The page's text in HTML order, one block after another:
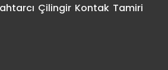
Çilingir Kontak Tamiri